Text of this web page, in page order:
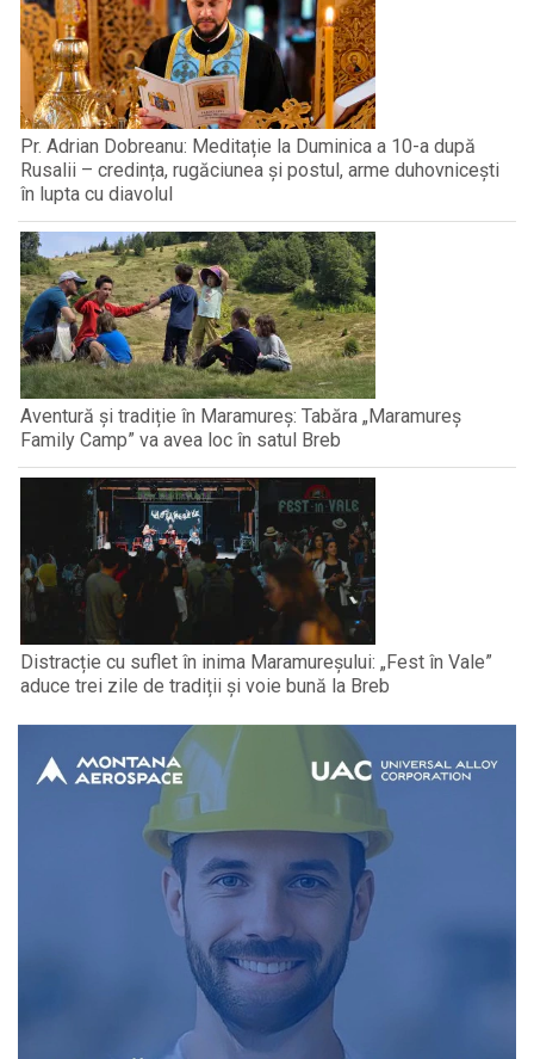
Pr. Adrian Dobreanu: Meditație la Duminica a 10-a după
Rusalii – credința, rugăciunea și postul, arme duhovnicești
în lupta cu diavolul
Aventură și tradiție în Maramureș: Tabăra „Maramureș
Family Camp” va avea loc în satul Breb
Distracție cu suflet în inima Maramureșului: „Fest în Vale”
aduce trei zile de tradiții și voie bună la Breb